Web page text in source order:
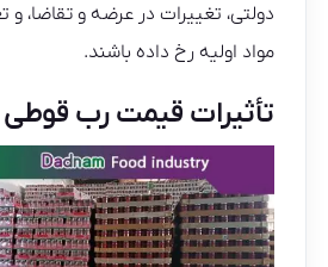
دولتی، تغییرات در عرضه و تقاضا،
مواد اولیه رخ داده باشند.
تأثیرات قیمت رب قوطی